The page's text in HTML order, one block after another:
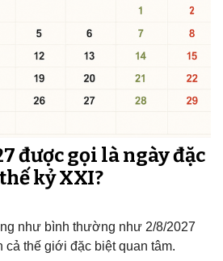
được gọi là ngày đặc
kỷ XXI?
như bình thường như 2/8/2027
cả thế giới đặc biệt quan tâm.